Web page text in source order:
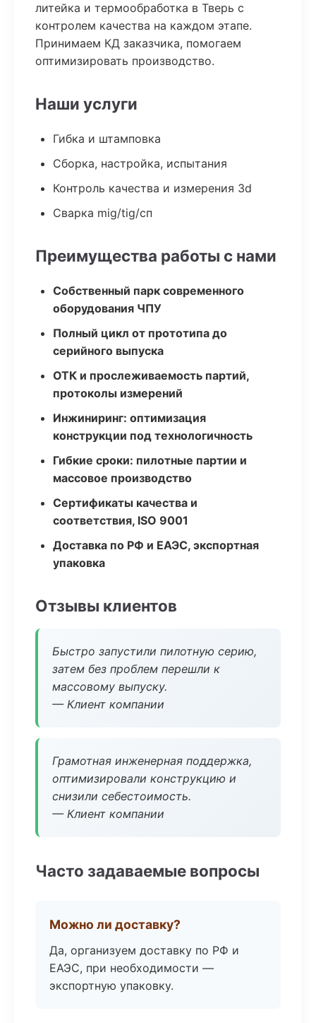
литейка и термообработка в Тверь с
контролем качества на каждом этапе.
Принимаем КД заказчика, помогаем
оптимизировать производство.
Наши услуги
Гибка и штамповка
Сборка, настройка, испытания
Контроль качества и измерения 3d
Сварка mig/tig/сп
Преимущества работы с нами
Собственный парк современного
оборудования ЧПУ
Полный цикл от прототипа до
серийного выпуска
ОТК и прослеживаемость партий,
протоколы измерений
Инжиниринг: оптимизация
конструкции под технологичность
Гибкие сроки: пилотные партии и
массовое производство
Сертификаты качества и
соответствия, ISO 9001
Доставка по РФ и ЕАЭС, экспортная
упаковка
Отзывы клиентов
Быстро запустили пилотную серию,
затем без проблем перешли к
массовому выпуску.
— Клиент компании
Грамотная инженерная поддержка,
оптимизировали конструкцию и
снизили себестоимость.
— Клиент компании
Часто задаваемые вопросы
Можно ли доставку?
Да, организуем доставку по РФ и
ЕАЭС, при необходимости —
экспортную упаковку.